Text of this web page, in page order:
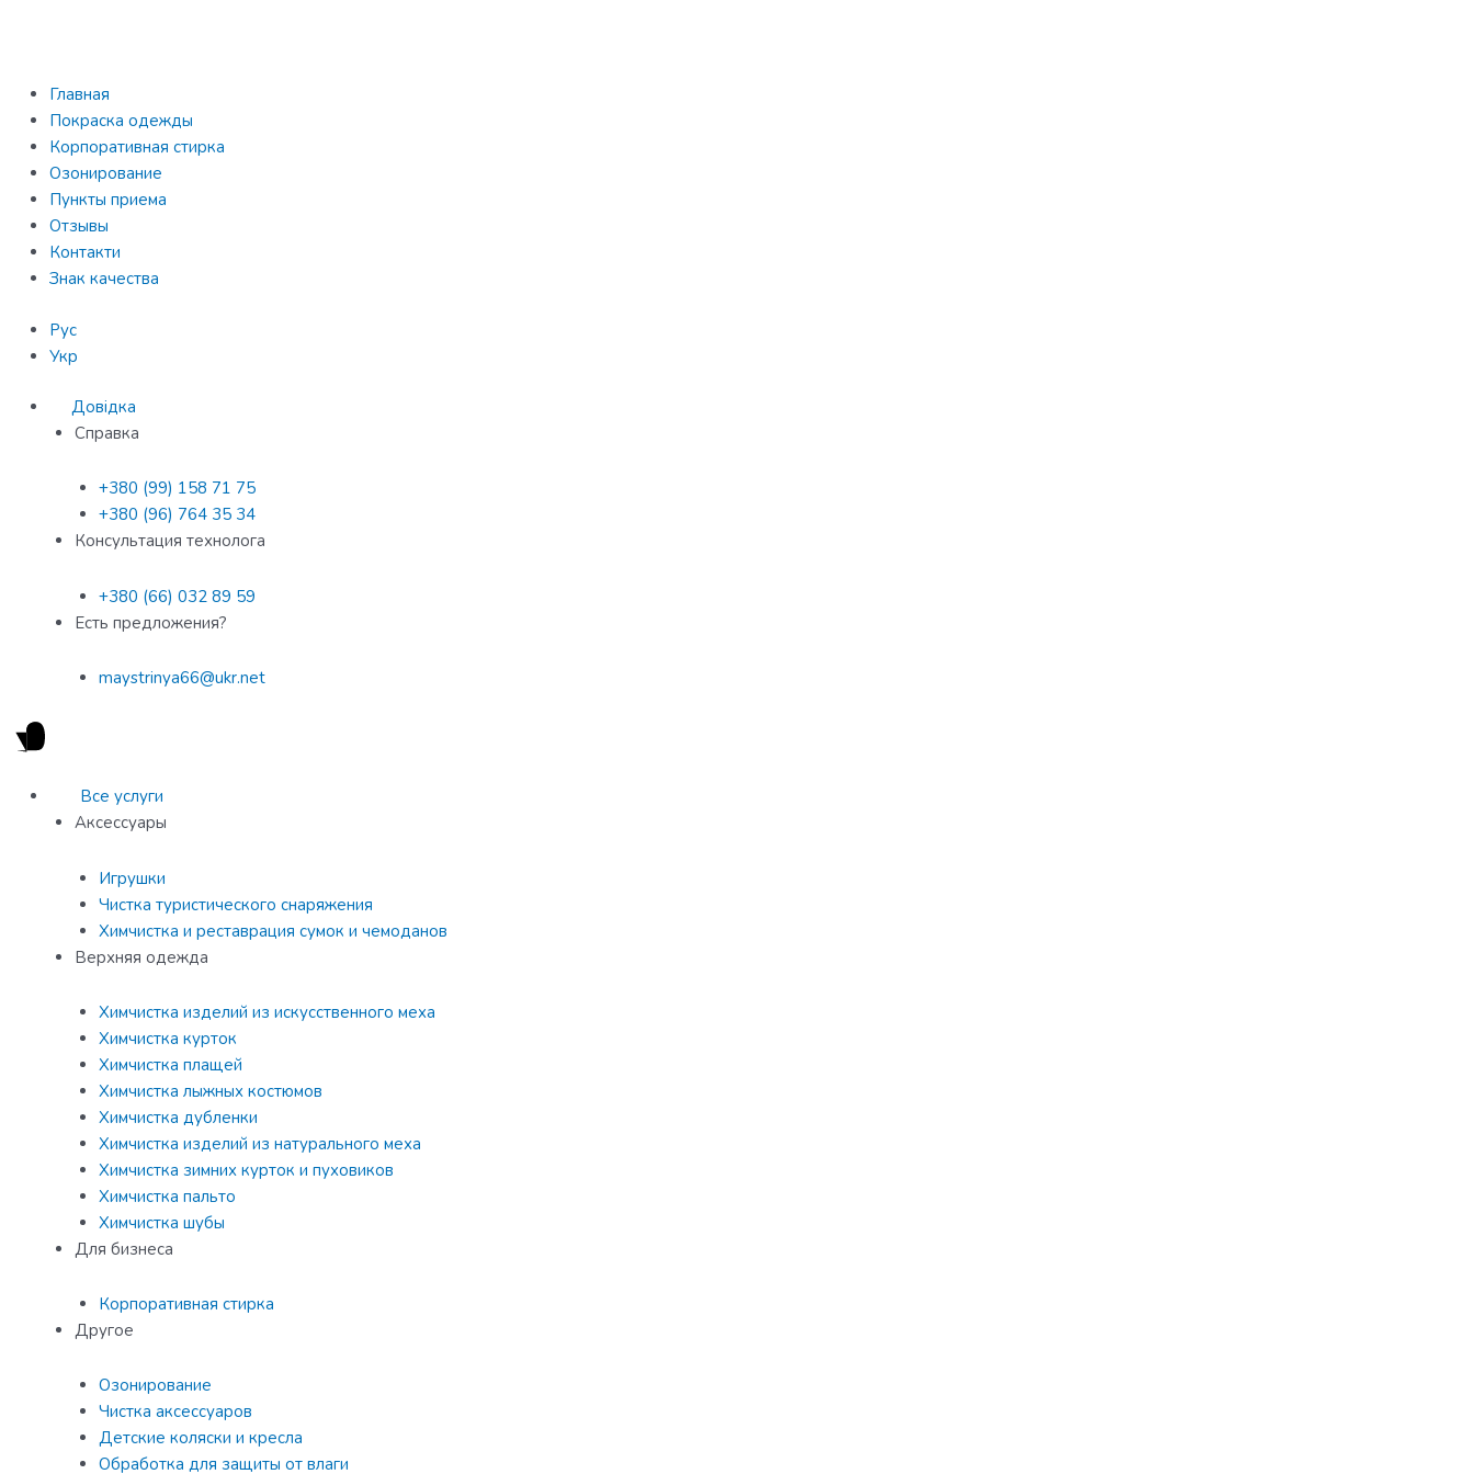
Главная
Покраска одежды
Корпоративная стирка
Озонирование
Пункты приема
Отзывы
Контакти
Знак качества
Рус
Укр
Довідка
Справка
+380 (99) 158 71 75
+380 (96) 764 35 34
Консультация технолога
+380 (66) 032 89 59
Есть предложения?
maystrinya66@ukr.net
Все услуги
Аксессуары
Игрушки
Чистка туристического снаряжения
Химчистка и реставрация сумок и чемоданов
Верхняя одежда
Химчистка изделий из искусственного меха
Химчистка курток
Химчистка плащей
Химчистка лыжных костюмов
Химчистка дубленки
Химчистка изделий из натурального меха
Химчистка зимних курток и пуховиков
Химчистка пальто
Химчистка шубы
Для бизнеса
Корпоративная стирка
Другое
Озонирование
Чистка аксессуаров
Детские коляски и кресла
Обработка для защиты от влаги